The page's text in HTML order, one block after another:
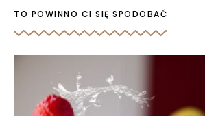
TO POWINNO CI SIĘ SPODOBAĆ